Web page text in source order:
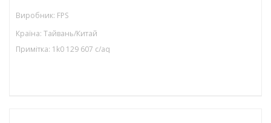
Виробник: FPS
Країна: Тайвань/Китай
Примітка: 1k0 129 607 c/aq